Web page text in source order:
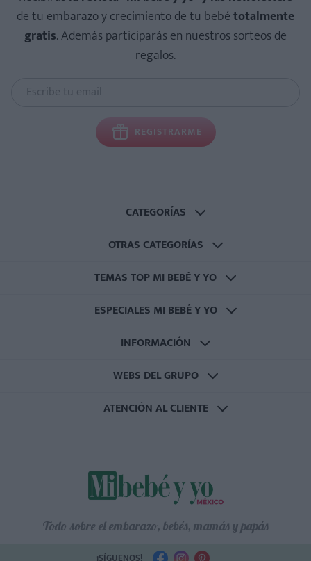
de tu embarazo y crecimiento de tu bebétotalmente
gratis. Además participarás en nuestros sorteos de
regalos.
REGISTRARME
CATEGORÍAS
OTRAS CATEGORÍAS
TEMAS TOP MI BEBÉ Y YO
ESPECIALES MI BEBÉ Y YO
INFORMACIÓN
WEBS DEL GRUPO
ATENCIÓN AL CLIENTE
Todo sobre el embarazo, bebés, mamás y papás